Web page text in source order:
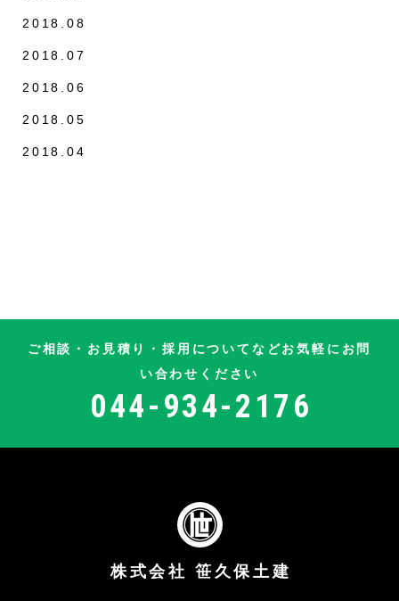
2018.08
2018.07
2018.06
2018.05
2018.04
ご相談・お見積り・採用についてなどお気軽にお問
い合わせください
044-934-2176
株式会社 笹久保土建